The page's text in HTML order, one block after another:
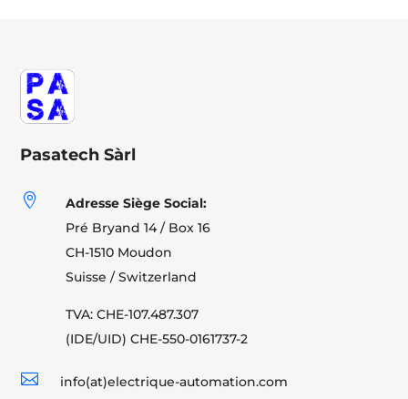
Pasatech Sàrl

Adresse Siège Social:
Pré Bryand 14 / Box 16
CH-1510 Moudon
Suisse / Switzerland
TVA: CHE-107.487.307
(IDE/UID) CHE-550-0161737-2
 info(at)electrique-automation.com